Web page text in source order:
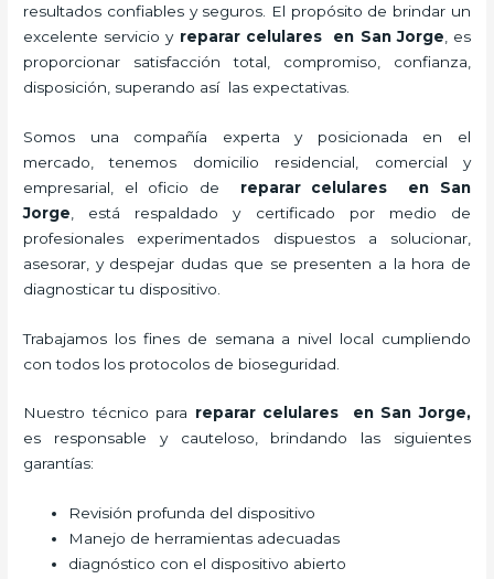
resultados confiables y seguros. El propósito de brindar un
excelente servicio y reparar celulares en San Jorge , es
proporcionar satisfacción total, compromiso, confianza,
disposición, superando así las expectativas.
Somos una compañía experta y posicionada en el
mercado, tenemos domicilio residencial, comercial y
empresarial, el oficio de reparar celulares en San
Jorge , está respaldado y certificado por medio de
profesionales experimentados dispuestos a solucionar,
asesorar, y despejar dudas que se presenten a la hora de
diagnosticar tu dispositivo.
Trabajamos los fines de semana a nivel local cumpliendo
con todos los protocolos de bioseguridad.
Nuestro técnico para reparar celulares en San Jorge,
es responsable y cauteloso, brindando las siguientes
garantías:
Revisión profunda del dispositivo
Manejo de herramientas adecuadas
diagnóstico con el dispositivo abierto